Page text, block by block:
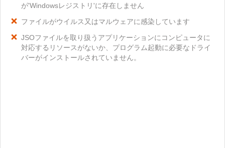
が'Windowsレジストリ'に存在しません
ファイルがウイルス又はマルウェアに感染しています
JSOファイルを取り扱うアプリケーションにコンピュータに
対応するリソースがないか、プログラム起動に必要なドライ
バーがインストールされていません。